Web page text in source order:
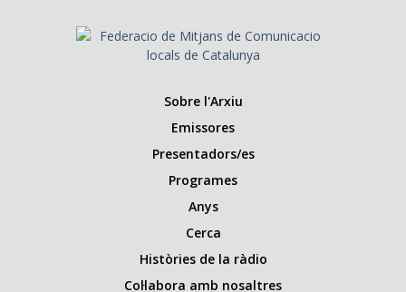
Sobre l'Arxiu
Emissores
Presentadors/es
Programes
Anys
Cerca
Històries de la ràdio
Col·labora amb nosaltres